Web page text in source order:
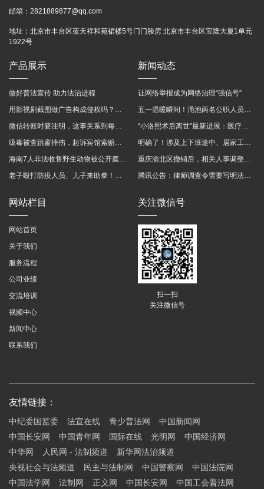
邮箱： 2821889877@qq.com
地址： 北京市丰台区蓝天祥和苑裙楼5号门门脸房 北京市丰台区宝隆大厦1单元
1922号
产品展示
做好普法宣传 助力法治进程
用影视剧截图做广告构成侵权吗？法院这样判
微信转账时要注明，这事关系到每个人……
吸毒被查跳窗摔伤，起诉宾馆索赔，法院这样判！
海南7人非法收售野生动物被公开庭审 涉案金额2100多万
老子殴打防疫人员、儿子来助拳！均被判刑
新闻动态
让网络举报成为网络治理“强信号”
五一温暖瞬间！渑池两名公职人员，路遇车祸挺身而出
“小洛熙术后离世”最新进展：医疗事故鉴定已启动
明确了！涉及上下班途中、居家工作等，这些情形可认定工伤→
重庆渝北区撤销后，相关人事调整再披露
腾讯公告：律师调查令需要写明法官手机号，2025年12月31日后施行
网站栏目
网站首页
关于我们
服务流程
公司业绩
交流培训
视频中心
新闻中心
联系我们
关注微信号
扫一扫
关注微信号
友情链接：
中纪委国监委 法宣在线 青少普法网
中国新闻网
中国长安网
中国青年网 国际在线 光明网
中国经济网
中华网
人民网 - 法制频道
新华网法治频道
央视社会与法频道
民主与法制网 中国警察网
中国法院网
中国法学网
法制网 正义网 中国长安网 中国工会普法网